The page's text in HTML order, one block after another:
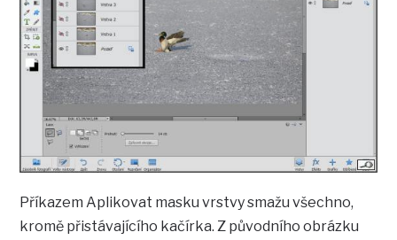
Příkazem Aplikovat masku vrstvy smažu všechno,
kromě přistávajícího kačírka. Z původního obrázku